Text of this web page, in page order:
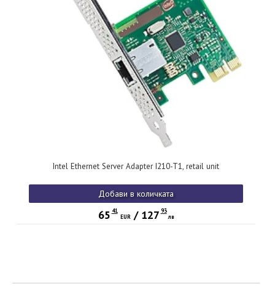
Intel Ethernet Server Adapter I210-T1, retail unit
Добави в количката
65 41
EUR/ 127 93
лв